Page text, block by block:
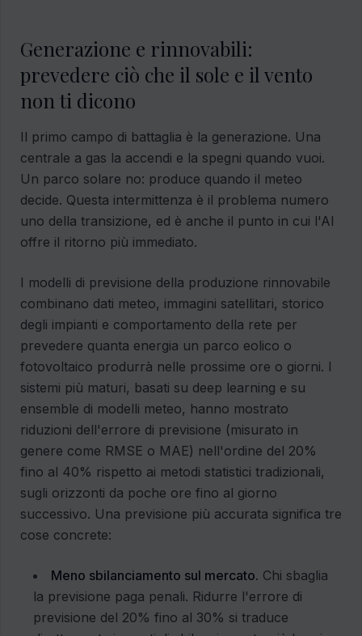
Generazione e rinnovabili:
prevedere ciò che il sole e il vento
non ti dicono
Il primo campo di battaglia è la generazione. Una
centrale a gas la accendi e la spegni quando vuoi.
Un parco solare no: produce quando il meteo
decide. Questa intermittenza è il problema numero
uno della transizione, ed è anche il punto in cui l'AI
offre il ritorno più immediato.
I modelli di previsione della produzione rinnovabile
combinano dati meteo, immagini satellitari, storico
degli impianti e comportamento della rete per
prevedere quanta energia un parco eolico o
fotovoltaico produrrà nelle prossime ore o giorni. I
sistemi più maturi, basati su deep learning e su
ensemble di modelli meteo, hanno mostrato
riduzioni dell'errore di previsione (misurato in
genere come RMSE o MAE) nell'ordine del 20%
fino al 40% rispetto ai metodi statistici tradizionali,
sugli orizzonti da poche ore fino al giorno
successivo. Una previsione più accurata significa tre
cose concrete:
Meno sbilanciamento sul mercato. Chi sbaglia
la previsione paga penali. Ridurre l'errore di
previsione del 20% fino al 30% si traduce